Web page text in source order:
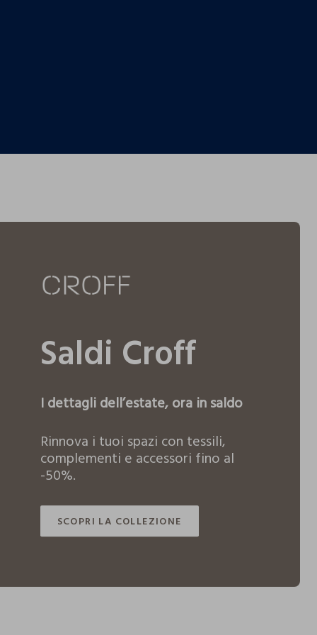
Saldi Croff
I dettagli dell’estate, ora in saldo
Rinnova i tuoi spazi con tessili,
complementi e accessori fino al
-50%.
SCOPRI LA COLLEZIONE
SCOPRI LA COLLEZIONE
Arredo